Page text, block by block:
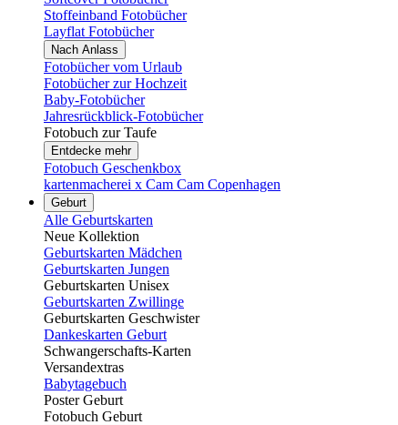
Stoffeinband Fotobücher
Layflat Fotobücher
Nach Anlass
Fotobücher vom Urlaub
Fotobücher zur Hochzeit
Baby-Fotobücher
Jahresrückblick-Fotobücher
Fotobuch zur Taufe
Entdecke mehr
Fotobuch Geschenkbox
kartenmacherei x Cam Cam Copenhagen
Geburt
Alle Geburtskarten
Neue Kollektion
Geburtskarten Mädchen
Geburtskarten Jungen
Geburtskarten Unisex
Geburtskarten Zwillinge
Geburtskarten Geschwister
Dankeskarten Geburt
Schwangerschafts-Karten
Versandextras
Babytagebuch
Poster Geburt
Fotobuch Geburt